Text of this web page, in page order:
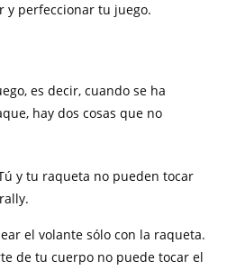
y perfeccionar tu juego.
es decir, cuando se ha
hay dos cosas que no
y tu raqueta no pueden tocar
el volante sólo con la raqueta.
de tu cuerpo no puede tocar el